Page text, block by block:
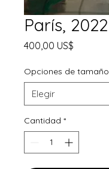
París, 2022
400,00 US$
Opciones de tamaño
Cantidad *